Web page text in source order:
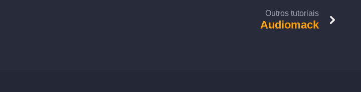
Outros tutoriais
Audiomack